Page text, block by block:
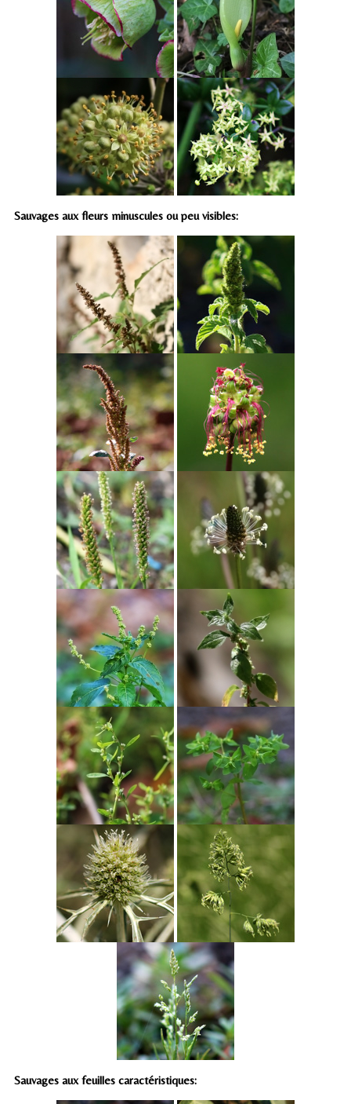
Sauvages aux fleurs minuscules ou peu visibles:
Sauvages aux feuilles caractéristiques: